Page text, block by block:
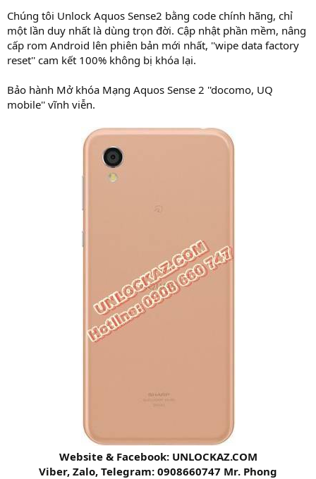
Chúng tôi Unlock Aquos Sense2 bằng code chính hãng, chỉ
một lần duy nhất là dùng trọn đời. Cập nhật phần mềm, nâng
cấp rom Android lên phiên bản mới nhất, ''wipe data factory
reset'' cam kết 100% không bị khóa lại.
Bảo hành Mở khóa Mạng Aquos Sense 2 ''docomo, UQ
mobile'' vĩnh viễn.
Website & Facebook: UNLOCKAZ.COM
Viber, Zalo, Telegram: 0908660747 Mr. Phong